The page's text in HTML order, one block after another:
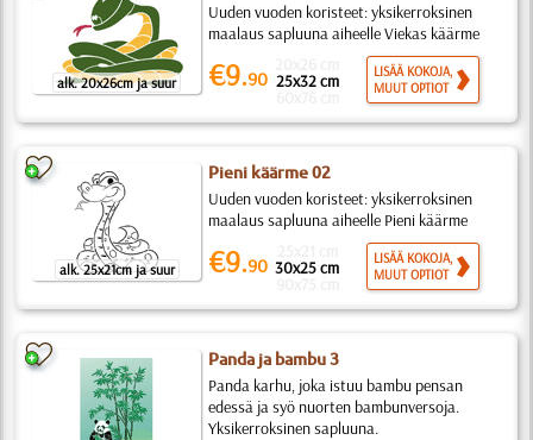
alk. 20x26cm ja suur
Uuden vuoden koristeet: yksikerroksinen
maalaus sapluuna aiheelle Viekas käärme
€9.90 25x32 cm
LISÄÄ KOKOJA,
MUUT OPTIOT
alk. 25x21cm ja suur
Pieni käärme 02
Uuden vuoden koristeet: yksikerroksinen
maalaus sapluuna aiheelle Pieni käärme
€9.90 30x25 cm
LISÄÄ KOKOJA,
MUUT OPTIOT
Panda ja bambu 3
Panda karhu, joka istuu bambu pensan
edessä ja syö nuorten bambunversoja.
Yksikerroksinen sapluuna.